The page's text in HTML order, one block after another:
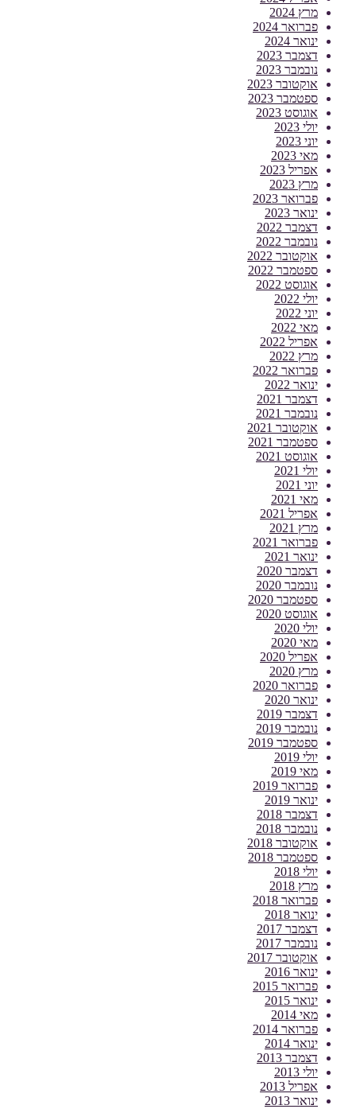
מרץ 2024
פברואר 2024
ינואר 2024
דצמבר 2023
נובמבר 2023
אוקטובר 2023
ספטמבר 2023
אוגוסט 2023
יולי 2023
יוני 2023
מאי 2023
אפריל 2023
מרץ 2023
פברואר 2023
ינואר 2023
דצמבר 2022
נובמבר 2022
אוקטובר 2022
ספטמבר 2022
אוגוסט 2022
יולי 2022
יוני 2022
מאי 2022
אפריל 2022
מרץ 2022
פברואר 2022
ינואר 2022
דצמבר 2021
נובמבר 2021
אוקטובר 2021
ספטמבר 2021
אוגוסט 2021
יולי 2021
יוני 2021
מאי 2021
אפריל 2021
מרץ 2021
פברואר 2021
ינואר 2021
דצמבר 2020
נובמבר 2020
ספטמבר 2020
אוגוסט 2020
יולי 2020
מאי 2020
אפריל 2020
מרץ 2020
פברואר 2020
ינואר 2020
דצמבר 2019
נובמבר 2019
ספטמבר 2019
יולי 2019
מאי 2019
פברואר 2019
ינואר 2019
דצמבר 2018
נובמבר 2018
אוקטובר 2018
ספטמבר 2018
יולי 2018
מרץ 2018
פברואר 2018
ינואר 2018
דצמבר 2017
נובמבר 2017
אוקטובר 2017
ינואר 2016
פברואר 2015
ינואר 2015
מאי 2014
פברואר 2014
ינואר 2014
דצמבר 2013
יולי 2013
אפריל 2013
ינואר 2013